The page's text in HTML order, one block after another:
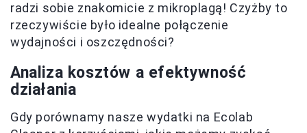
radzi sobie znakomicie z mikroplagą! Czyżby to
rzeczywiście było idealne połączenie
wydajności i oszczędności?
Analiza kosztów a efektywność
działania
Gdy porównamy nasze wydatki na Ecolab